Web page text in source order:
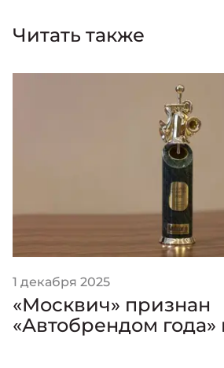
Читать также
1 декабря 2025
«Москвич» признан
«Автобрендом